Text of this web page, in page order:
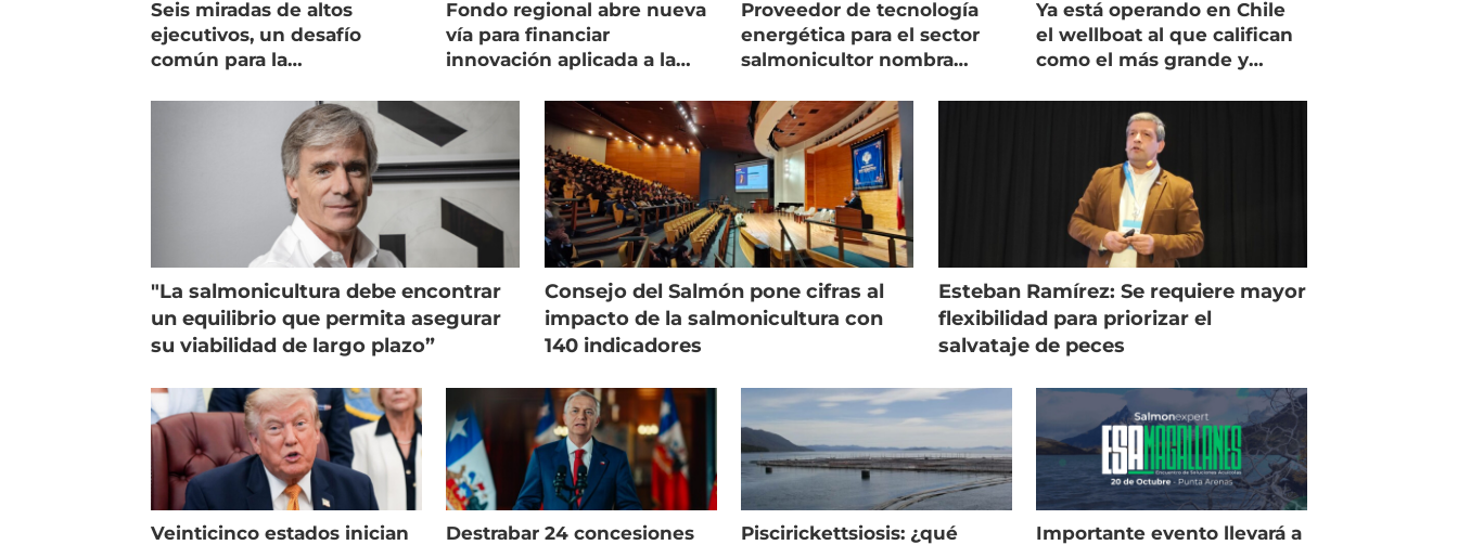
Seis miradas de altos
ejecutivos, un desafío
común para la
Fondo regional abre nueva
vía para financiar
innovación aplicada a la
Proveedor de tecnología
energética para el sector
salmonicultor nombra
Ya está operando en Chile
el wellboat al que califican
como el más grande y
"La salmonicultura debe encontrar
un equilibrio que permita asegurar
su viabilidad de largo plazo”
Consejo del Salmón pone cifras al
impacto de la salmonicultura con
140 indicadores
Esteban Ramírez: Se requiere mayor
flexibilidad para priorizar el
salvataje de peces
Veinticinco estados inician
Destrabar 24 concesiones
Piscirickettsiosis: ¿qué
Importante evento llevará a